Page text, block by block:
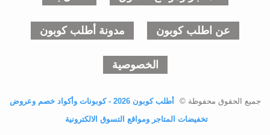
عن اطلب كوبون مدونة أطلب كوبون
الخصوصية
جميع الحقوق محفوظة ©
أطلب كوبون 2026 - كوبونات وأكواد خصم وعروض
تخفيضات المتاجر ومواقع التسوق الالكترونية